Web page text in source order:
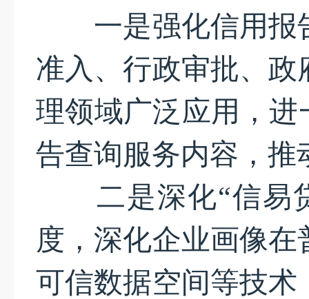
一是强化信用报
准入、行政审批、
理领域广泛应用，进
告查询服务内容，推
二是深化“信易贷
度，深化企业画像
可信数据空间等技